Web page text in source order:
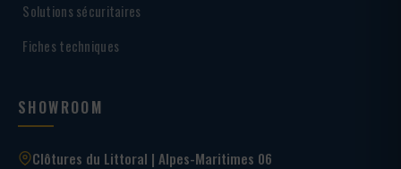
Solutions sécuritaires
Fiches techniques
SHOWROOM
Clôtures du Littoral | Alpes-Maritimes 06